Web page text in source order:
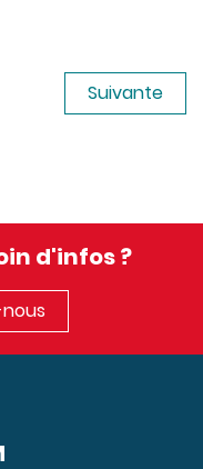
Suivante
d'infos ?